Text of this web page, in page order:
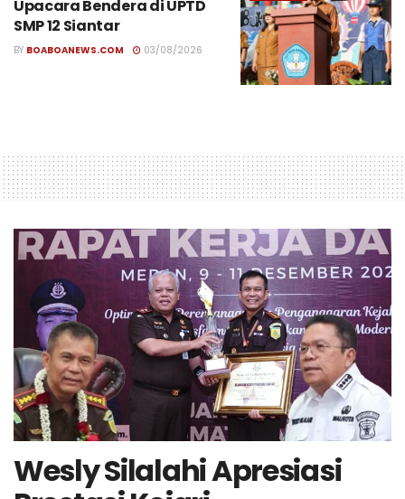
Upacara Bendera di UPTD
SMP 12 Siantar
BY BOABOANEWS.COM 03/08/2026
Wesly Silalahi Apresiasi